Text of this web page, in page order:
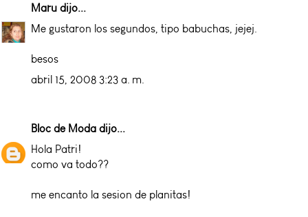
Maru dijo...
Me gustaron los segundos, tipo babuchas, jejej.
besos
abril 15, 2008 3:23 a. m.
Bloc de Moda dijo...
Hola Patri!
como va todo??
me encanto la sesion de planitas!